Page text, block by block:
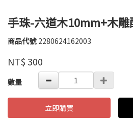
手珠-六道木10mm+木雕
商品代號 2280624162003
2280624162003
品牌
鈺
NT$ 300
GOODS000000000000000015703
數量
立即購買